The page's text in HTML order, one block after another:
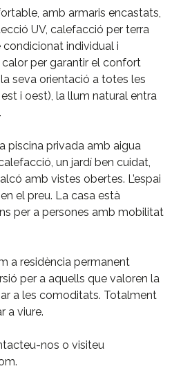
amb armaris encastats,
UV, calefacció per terra
individual i
per garantir el confort
seva orientació a totes les
i oest), la llum natural entra
piscina privada amb aigua
un jardí ben cuidat,
amb vistes obertes. L’espai
el preu. La casa està
per a persones amb mobilitat
a residència permanent
per a aquells que valoren la
a les comoditats. Totalment
a viure.
nos o visiteu